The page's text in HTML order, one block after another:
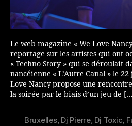
Le web magazine « We Love
reportage sur les artistes qui ont
« Techno Story » qui se déroulait
nancéienne « L’Autre Canal » le
Love Nancy propose une
la soirée par le biais d’un jeu de
Bruxelles, Dj Pierre, Dj Toxic,